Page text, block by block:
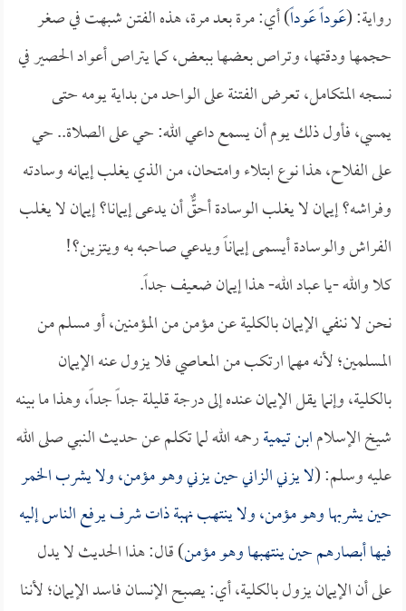
رواية: (عَوداً عَوداً) أي: مرة بعد مرة، هذه الفتن شبهت في صغر
حجمها ودقتها، وتراص بعضها ببعض، كما يتراص أعواد الحصير في
نسجه المتكامل، تعرض الفتنة على الواحد من بداية يومه حتى
يمسي، فأول ذلك يوم أن يسمع داعي الله: حي على الصلاة.. حي
على الفلاح، هذا نوع ابتلاء وامتحان، من الذي يغلب إيمانه وسادته
وفراشه؟ إيمان لا يغلب الوسادة أحقٌّ أن يدعى إيمانا؟ إيمان لا يغلب
الفراش والوسادة أيسمى إيماناً ويدعي صاحبه به ويتزين؟!
كلا والله -يا عباد الله- هذا إيمان ضعيف جداً.
نحن لا ننفي الإيمان بالكلية عن مؤمن من المؤمنين، أو مسلم من
المسلمين؛ لأنه مهما ارتكب من المعاصي فلا يزول عنه الإيمان
بالكلية، وإنما يقل الإيمان عنده إلى درجة قليلة جداً جداً، وهذا ما بينه
شيخ الإسلامابن تيميةرحمه الله لما تكلم عن حديث النبي صلى الله
عليه وسلم: (لا يزني الزاني حين يزني وهو مؤمن، ولا يشرب الخمر
حين يشربها وهو مؤمن، ولا ينتهب نهبة ذات شرف يرفع الناس إليه
فيها أبصارهم حين ينتهبها وهو مؤمن) قال: هذا الحديث لا يدل
على أن الإيمان يزول بالكلية، أي: يصبح الإنسان فاسد الإيمان؛ لأننا